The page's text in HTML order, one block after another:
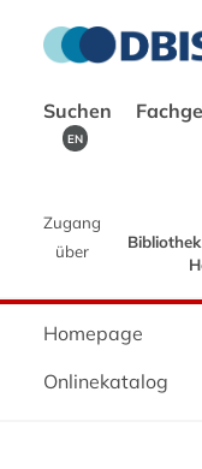
Suchen
EN
Zugang
über
Homepage
Onlinekatalog